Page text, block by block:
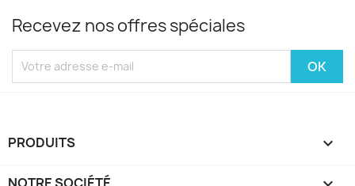
Recevez nos offres spéciales
PRODUITS 